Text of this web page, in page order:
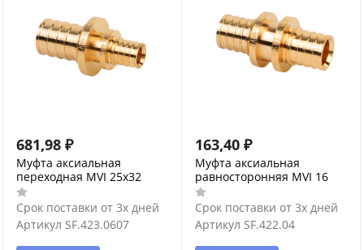
681,98 ₽
Муфта аксиальная
переходная MVI 25x32
Срок поставки от 3х дней
Артикул SF.423.0607
163,40 ₽
Муфта аксиальная
равносторонняя MVI 16
Срок поставки от 3х дней
Артикул SF.422.04